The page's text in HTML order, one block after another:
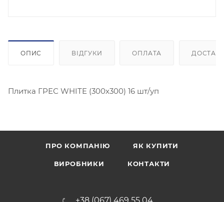
ОПИС ВІДГУКИ ОПЛАТА
Плитка ГРЕС WHITE (300х300) 16 шт/уп
ПРО КОМПАНІЮ ЯК КУПИТИ
ВИРОБНИКИ КОНТАКТИ